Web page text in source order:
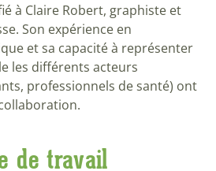
à Claire Robert, graphiste et
Son expérience en
et sa capacité à représenter
les différents acteurs
professionnels de santé) ont
de travail